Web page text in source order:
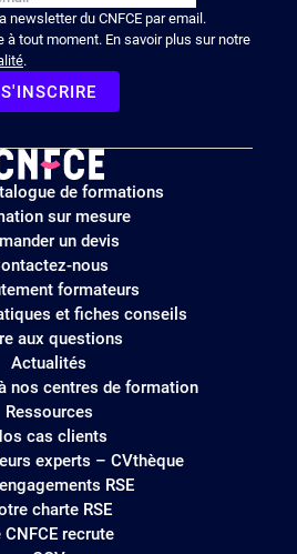
newsletter du CNFCE par email.
à tout moment. En savoir plus sur notre
.
S'INSCRIRE
Logo
sitede formations
sur mesure
un devis
nous
formateurs
et fiches conseils
aux questions
Actualités
nos centres de formation
Ressources
cas clients
experts – CVthèque
RSE
charte RSE
CNFCE recrute